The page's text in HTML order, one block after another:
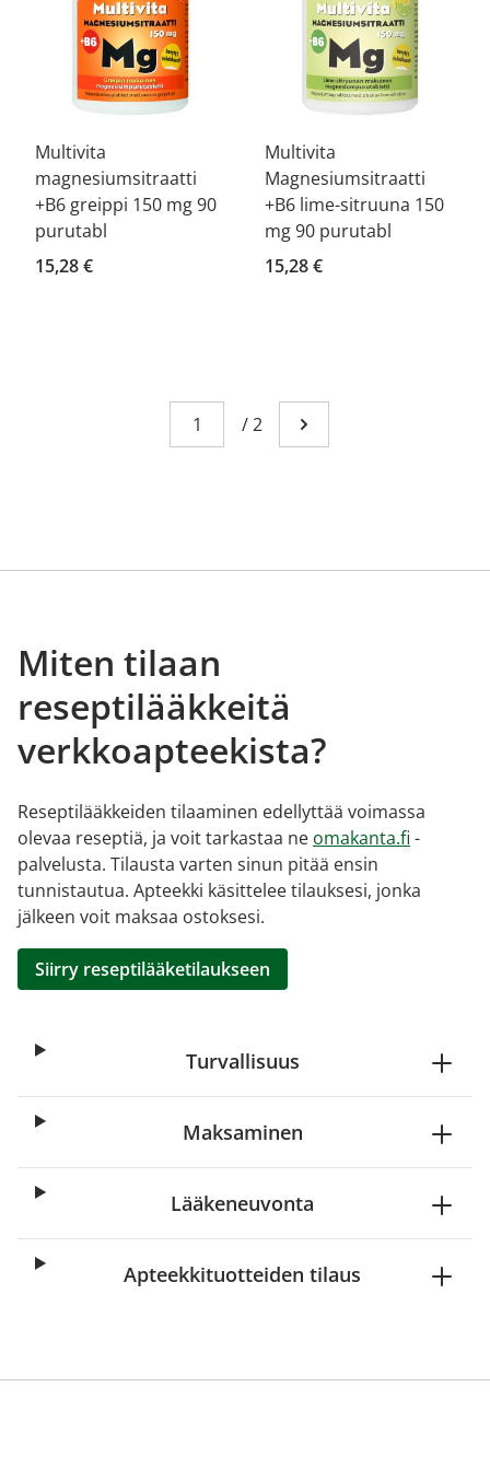
Multivita
magnesiumsitraatti
+B6 greippi 150 mg 90
purutabl
15,28 €
Multivita
Magnesiumsitraatti
+B6 lime-sitruuna 150
mg 90 purutabl
15,28 €
Sivu
You're currently reading page 1
/2 Mene seuraavalle
Miten tilaan
reseptilääkkeitä
verkkoapteekista?
Reseptilääkkeiden tilaaminen edellyttää voimassa
olevaa reseptiä, ja voit tarkastaa ne omakanta.fi -
palvelusta. Tilausta varten sinun pitää ensin
tunnistautua. Apteekki käsittelee tilauksesi, jonka
jälkeen voit maksaa ostoksesi.
Siirry reseptilääketilaukseen
Turvallisuus
Maksaminen
Lääkeneuvonta
Apteekkituotteiden tilaus